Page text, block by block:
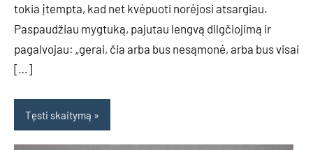
tokia įtempta, kad net kvėpuoti norėjosi atsargiau.
Paspaudžiau mygtuką, pajutau lengvą dilgčiojimą ir
pagalvojau: „gerai, čia arba bus nesąmonė, arba bus visai
[…]
Tęsti skaitymą